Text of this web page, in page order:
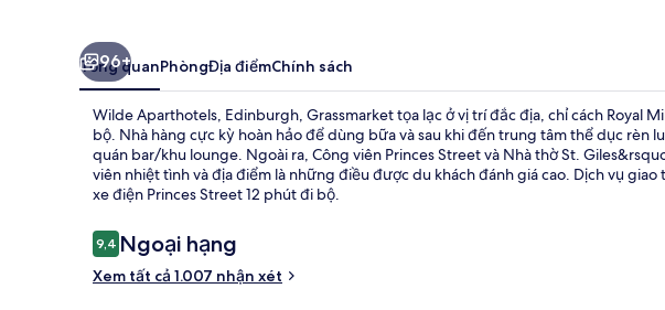
96+
Tổng quanPhòngĐịa điểmChính sách
Wilde Aparthotels, Edinburgh, Grassmarket tọa lạc ở vị trí đắc địa, chỉ cách Royal
bộ. Nhà hàng cực kỳ hoàn hảo để dùng bữa và sau khi đến trung tâm thể dục rèn
quán bar/khu lounge. Ngoài ra, Công viên Princes Street và Nhà thờ St.
viên nhiệt tình và địa điểm là những điều được du khách đánh giá cao. Dịch vụ
xe điện Princes Street 12 phút đi bộ.
Nhận
xét
9,49,4 trên 10,
Ngoại hạng
Xem tất cả 1.007 nhận xét